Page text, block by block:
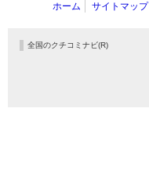
ホーム サイトマップ
全国のクチコミナビ(R)